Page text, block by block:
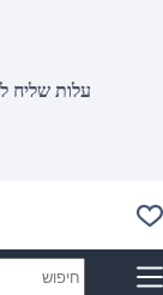
results